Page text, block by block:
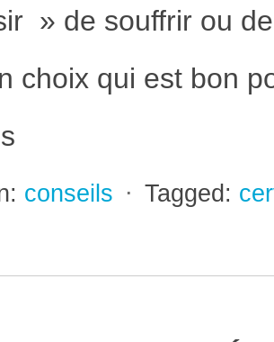
» de souffrir ou
choix qui est bon
conseils ⋅ Tagged: